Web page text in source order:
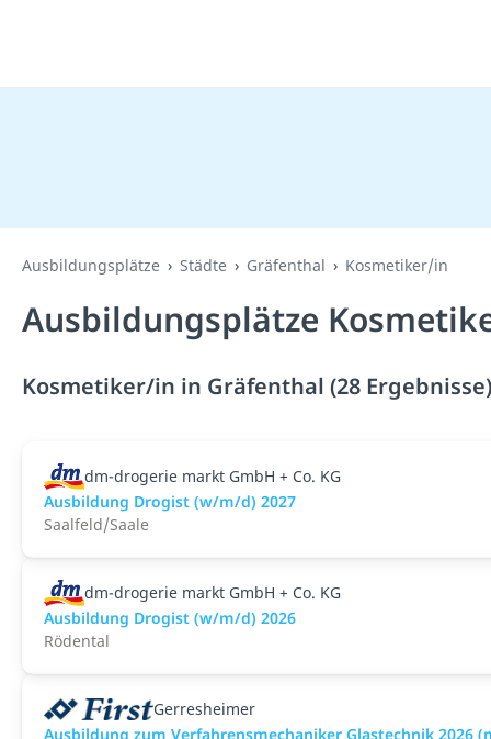
Ausbildungsplätze Städte Gräfenthal Kosmetiker/in
Ausbildungsplätze
Kosmetiker/in in Gräfenthal (28 Ergebnisse)
dm-drogerie markt GmbH + Co. KG
Ausbildung Drogist (w/m/d) 2027
Saalfeld/Saale
dm-drogerie markt GmbH + Co. KG
Ausbildung Drogist (w/m/d) 2026
Rödental
Gerresheimer
Ausbildung zum Verfahrensmechaniker Glastechnik 2026